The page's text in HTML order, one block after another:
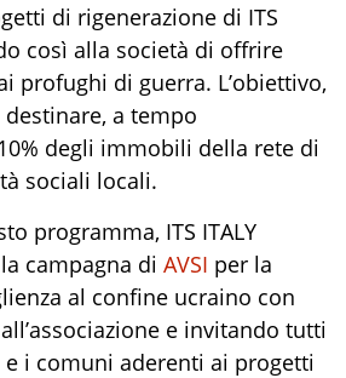
di rigenerazione di ITS
così alla società di offrire
profughi di guerra. L’obiettivo,
a tempo
degli immobili della rete di
sociali locali.
programma, ITS ITALY
campagna di AVSI per la
al confine ucraino con
e invitando tutti
i comuni aderenti ai progetti